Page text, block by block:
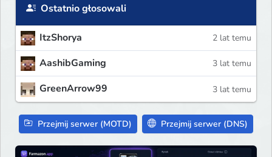
Ostatnio głosowali
ItzShorya 2 lat temu
AashibGaming 3 lat temu
GreenArrow99 3 lat temu
Przejmij serwer (MOTD) Przejmij serwer (DNS)